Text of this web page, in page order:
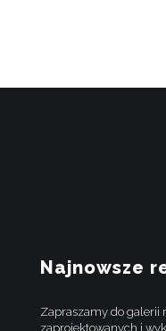
Najnowsze
Zapraszamy do galerii
zaprojektowanych i